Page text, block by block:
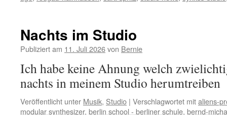
Nachts im Studio
Publiziert am 11. Juli 2026von Bernie
Ich habe keine Ahnung welch
nachts in meinem Studio herumtreiben
Veröffentlicht unter Musik, Studio | Verschlagwortet mitaliens-
modular synthesizer, berlin school - berliner schule, bernd-